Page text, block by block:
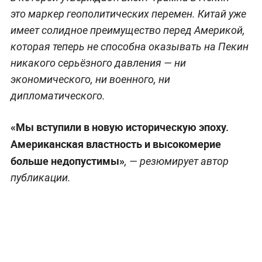
это маркер геополитических перемен. Китай уже
имеет солидное преимущество перед Америкой,
которая теперь не способна оказывать на Пекин
никакого серьёзного давления — ни
экономического, ни военного, ни
дипломатического.
«Мы вступили в новую историческую эпоху.
Американская властность и высокомерие
больше недопустимы», — резюмирует автор
публикации.